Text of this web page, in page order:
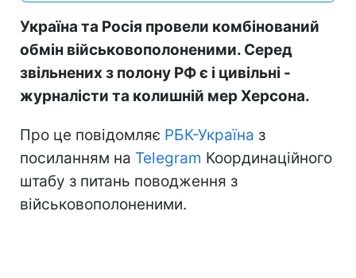
Україна та Росія провели комбінований
обмін військовополоненими. Серед
звільнених з полону РФ є і цивільні -
журналісти та колишній мер Херсона.
Про це повідомляє РБК-Україна з
посиланням на Telegram Координаційного
штабу з питань поводження з
військовополоненими.